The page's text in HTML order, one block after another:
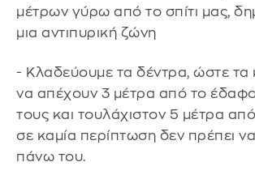
μέτρων γύρω από το σπίτι μας,
μια αντιπυρική ζώνη
- Κλαδεύουμε τα δέντρα, ώστε τα
να απέχουν 3 μέτρα από το
τους και τουλάχιστον 5 μέτρα από
σε καμία περίπτωση δεν πρέπει
πάνω του.